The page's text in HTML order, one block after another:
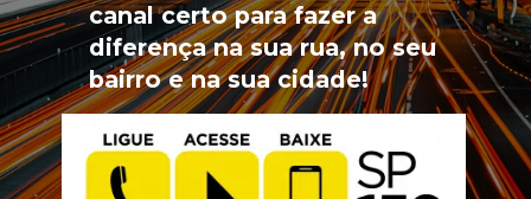
canal certo para fazer a
diferença na sua rua, no seu
bairro e na sua cidade!